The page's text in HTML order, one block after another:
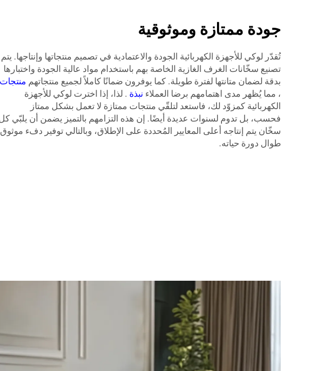
جودة ممتازة وموثوقية
تُقدّر لوكي للأجهزة الكهربائية الجودة والاعتمادية في تصميم منتجاتها وإنتاجها. يتم
تصنيع سخّانات الغرف الغازية الخاصة بهم باستخدام مواد عالية الجودة واختبارها
بدقة لضمان متانتها لفترة طويلة. كما يوفرون ضمانًا كاملاً لجميع منتجاتهم منتجات
، مما يُظهر مدى اهتمامهم برضا العملاء نبذة . لذا، إذا اخترت لوكي للأجهزة
الكهربائية كمزوّد لك، فاستعد لتلقّي منتجات ممتازة لا تعمل بشكل ممتاز
فحسب، بل تدوم لسنوات عديدة أيضًا. إن هذه التزامهم بالتميز يضمن أن يلبّي
سخّان يتم إنتاجه أعلى المعايير المُحددة على الإطلاق، وبالتالي توفير دفء موثوق
طوال دورة حياته.